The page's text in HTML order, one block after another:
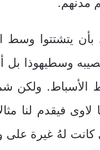
بأن يتشتتوا
وسطيهوذا بل
ولكن
فيقدم لنا
لهُ غيرة على